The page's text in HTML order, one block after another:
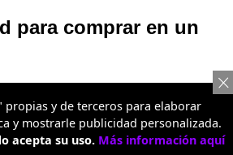
para comprar en un
alimentos frescos, frutas y
productos de aseo, artículos
propias y de terceros para elaborar
y mostrarle publicidad personalizada.
acepta su uso. Más información aquí